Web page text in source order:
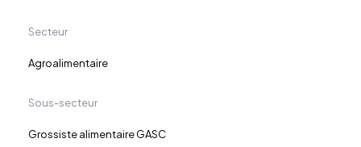
Secteur
Agroalimentaire
Sous-secteur
Grossiste alimentaire GASC